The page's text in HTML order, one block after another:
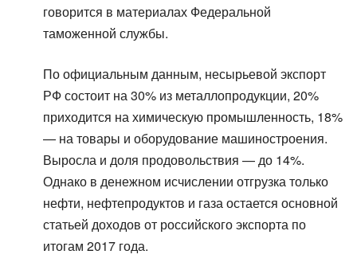
говорится в материалах Федеральной
таможенной службы.
По официальным данным, несырьевой экспорт
РФ состоит на 30% из металлопродукции, 20%
приходится на химическую промышленность, 18%
— на товары и оборудование машиностроения.
Выросла и доля продовольствия — до 14%.
Однако в денежном исчислении отгрузка только
нефти, нефтепродуктов и газа остается основной
статьей доходов от российского экспорта по
итогам 2017 года.